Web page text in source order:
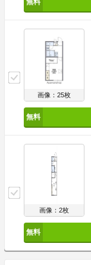
画像：25枚
画像：2枚